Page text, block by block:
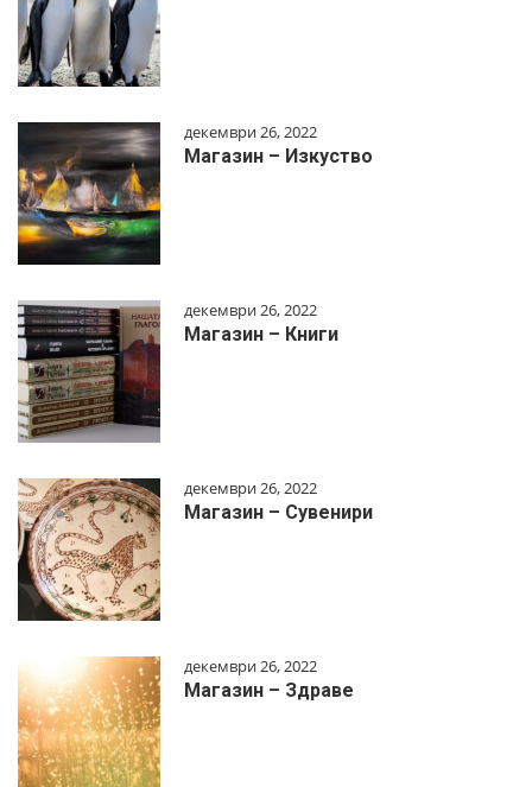
декември 26, 2022
Магазин – Изкуство
декември 26, 2022
Магазин – Книги
декември 26, 2022
Магазин – Сувенири
декември 26, 2022
Магазин – Здраве